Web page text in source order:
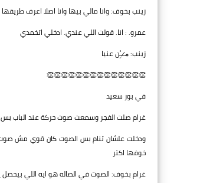
زينب بخوف: وانا مالي بيها وانا اصلا اعرف
عمرو. : انا. قولت اللي عندي. ادخلي اتخمدي
زينب: م̷ـــِْن عنيا
👏👏👏👏👏👏👏👏👏👏👏👏👏👏
في بور سعيد
غرام صلت الفجر وسمعت صوت حركة عند الباب
ودخلت علشان تنام بس الصوت كان قوي مش
خوفها اكتر
غرام بخوف: الصوت في الصاله هو ايه اللي بيحصل